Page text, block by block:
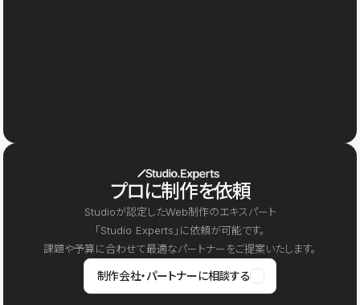
プロに制作を依頼
Studioが認定したWeb制作のエキスパート
「Studio Experts」に依頼が可能です。
課題や予算に合わせて最適なパートナーをご提案いたします。
制作会社・パートナーに相談する